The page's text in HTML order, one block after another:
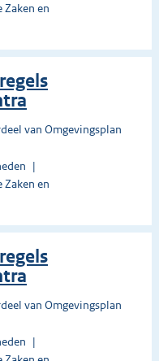
en
van Omgevingsplan
en
van Omgevingsplan